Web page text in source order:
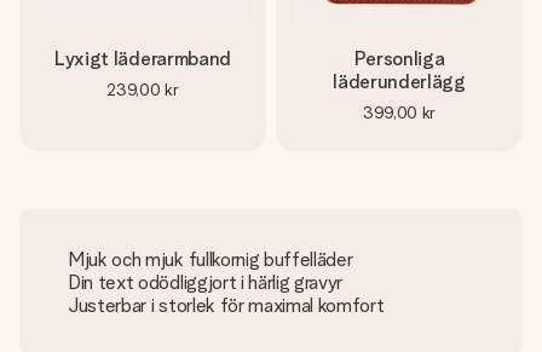
Lyxigt läderarmband
239,00 kr
Personliga
läderunderlägg
399,00 kr
Mjuk och mjuk fullkornig buffelläder
Din text odödliggjort i härlig gravyr
Justerbar i storlek för maximal komfort